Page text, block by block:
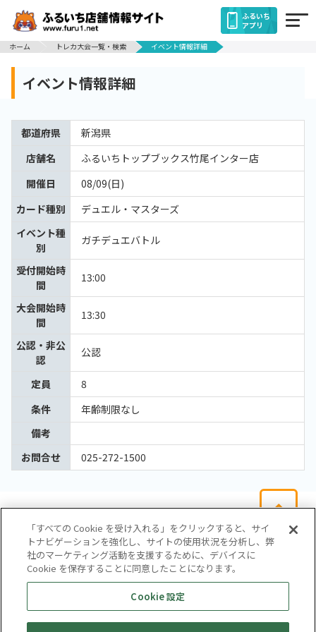
ふるいち
アプリ
ホーム
トレカ大会一覧・検索 イベント情報詳細
イベント情報詳細
都道府県
新潟県
店舗名
ふるいちトップブックス竹尾インター店
開催日
08/09(日)
カード種別
デュエル・マスターズ
イベント種
別
ガチデュエバトル
受付開始時
間
13:00
大会開始時
間
13:30
公認・非公
認
公認
定員
8
条件
年齢制限なし
備考
お問合せ
025-272-1500
会社概要
サイトマップ
お問い合わせ
個人情報保護方針
株式会社テイツー
「すべての Cookie を受け入れる」をクリックすると、サイ
トナビゲーションを強化し、サイトの使用状況を分析し、弊
社のマーケティング活動を支援するために、デバイスに
Cookie を保存することに同意したことになります。
Cookie 設定